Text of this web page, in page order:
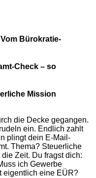
Bürokratie-
Check – so
Mission
die Decke gegangen.
ein. Endlich zahlt
plingt dein E-Mail-
Thema? Steuerliche
Zeit. Du fragst dich:
ich Gewerbe
eigentlich eine EÜR?